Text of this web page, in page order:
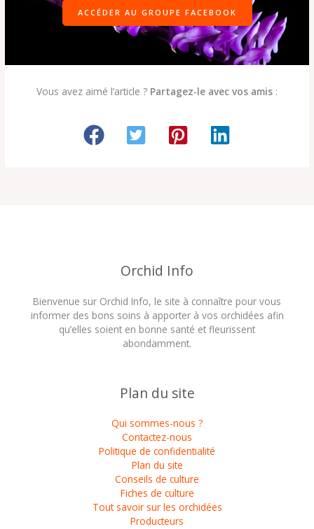
ACCÉDER AU GROUPE FACEBOOK
Vous avez aimé l’article ? Partagez-le avec vos amis :
Orchid Info
Bienvenue sur Orchid Info, le site à connaître pour vous
informer des bons soins à apporter à vos orchidées afin
qu’elles soient en bonne santé et fleurissent
abondamment.
Plan du site
Qui sommes-nous ?
Contactez-nous
Politique de confidentialité
Plan du site
Conseils de culture
Fiches de culture
Tout savoir sur les orchidées
Producteurs